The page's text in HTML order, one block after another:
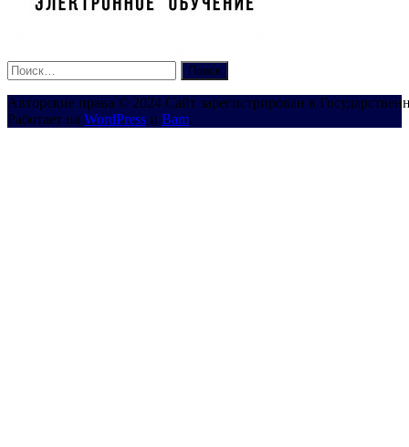
Найти:
Авторские права © 2024 Сайт зарегистрирован в
Работает на WordPress и Bam.